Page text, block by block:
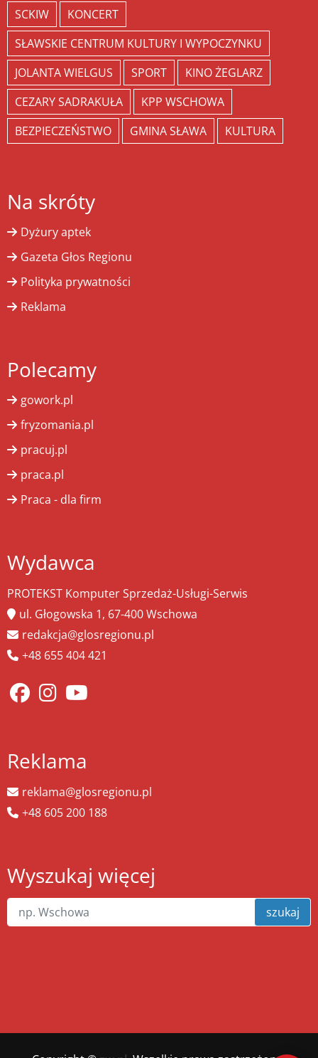
SCKIW
KONCERT
SŁAWSKIE CENTRUM KULTURY I WYPOCZYNKU
JOLANTA WIELGUS
SPORT
KINO ŻEGLARZ
CEZARY SADRAKUŁA
KPP WSCHOWA
BEZPIECZEŃSTWO
GMINA SŁAWA KULTURA
Na skróty
Dyżury aptek
Gazeta Głos Regionu
Polityka prywatności
Reklama
Polecamy
gowork.pl
fryzomania.pl
pracuj.pl
praca.pl
Praca - dla firm
Wydawca
PROTEKST Komputer Sprzedaż-Usługi-Serwis
ul. Głogowska 1, 67-400 Wschowa
redakcja@glosregionu.pl
+48 655 404 421
Reklama
reklama@glosregionu.pl
+48 605 200 188
Wyszukaj więcej
szukaj